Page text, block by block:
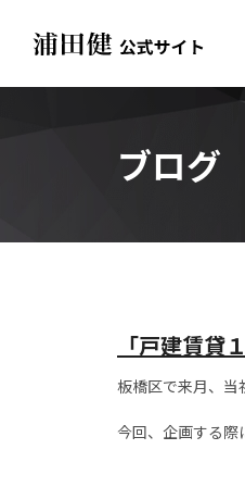
ブログ
「戸建賃貸
板橋区で来月、当
今回、企画する際